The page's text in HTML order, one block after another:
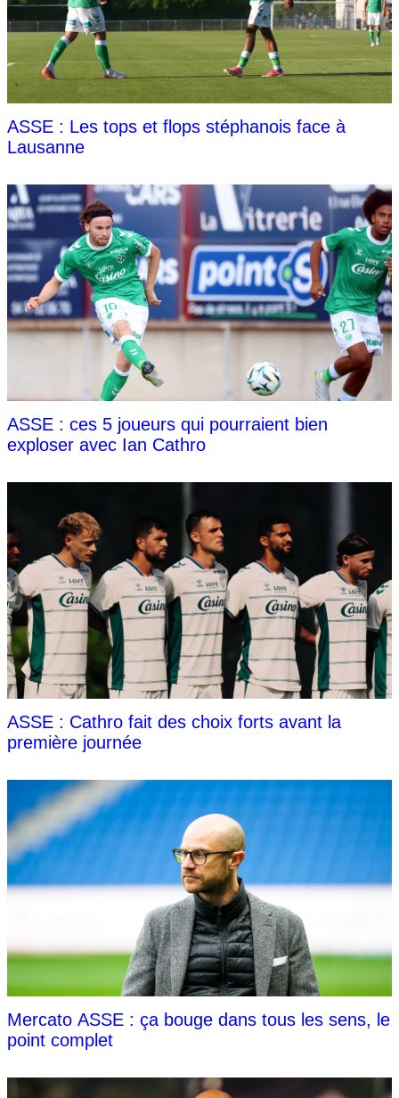
ASSE : Les tops et flops stéphanois face à
Lausanne
ASSE : ces 5 joueurs qui pourraient bien
exploser avec Ian Cathro
ASSE : Cathro fait des choix forts avant la
première journée
Mercato ASSE : ça bouge dans tous les sens, le
point complet